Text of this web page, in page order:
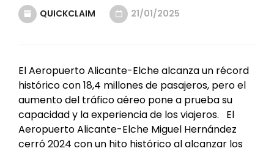
QUICKCLAIM 21/01/2025
El Aeropuerto Alicante-Elche alcanza un récord
histórico con 18,4 millones de pasajeros, pero el
aumento del tráfico aéreo pone a prueba su
capacidad y la experiencia de los viajeros. El
Aeropuerto Alicante-Elche Miguel Hernández
cerró 2024 con un hito histórico al alcanzar los